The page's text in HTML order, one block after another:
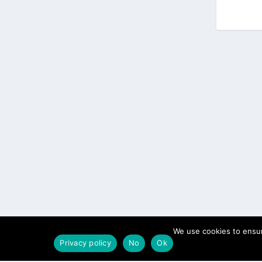
We use cookies to
Ok
No
Privacy policy